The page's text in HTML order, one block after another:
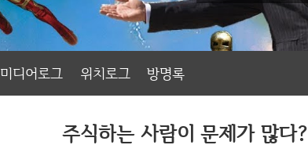
미디어로그 위치로그 방명록
주식하는 사람이 문제가 많다?